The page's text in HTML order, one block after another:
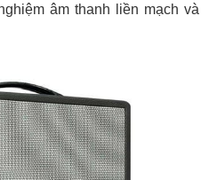
âm thanh liền mạch và